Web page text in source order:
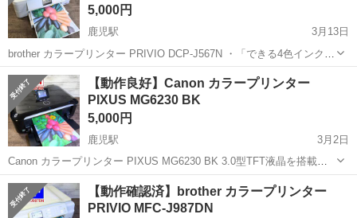
5,000円
鹿児駅
3月13日
brother カラープリンター PRIVIO DCP-J567N ・「できる4色インク」
を採用し、1回のインク交換でA4カラー印刷が約499枚印刷可能なイン
クジェット複合機。 ・2段構造の前面用紙トレイを搭載し、A4と...
高知 南国市 鹿児駅 プリンター brother
【動作良好】Canon カラープリンター
PIXUS MG6230 BK
5,000円
鹿児駅
3月2日
Canon カラープリンター PIXUS MG6230 BK 3.0型TFT液晶を搭載し
た無線LAN対応インクジェット複合機（6色/ブラック） 【商品状態】
こちらの商品は中古品です ✅ 使用に伴う細かいキズは御座いま...
高知 南国市 鹿児駅 プリンター
【動作確認済】brother カラープリンター
PRIVIO MFC-J987DN